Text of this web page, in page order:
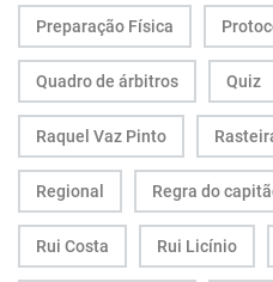
Preparação Física
Quadro de árbitros Quiz
Raquel Vaz Pinto
Regional Regra do
Rui Costa Rui Licínio